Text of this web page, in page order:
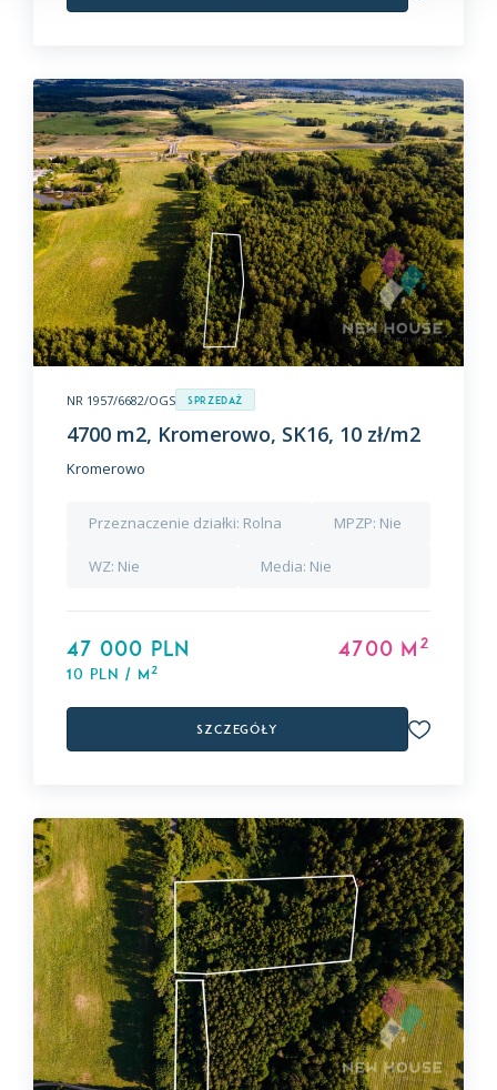
NR 1957/6682/OGS Sprzedaż
4700 m2, Kromerowo, SK16, 10 zł/m2
Kromerowo
Przeznaczenie działki: Rolna MPZP: Nie
WZ: Nie Media: Nie
47 000 PLN
10 PLN / m2
4700 m2
Szczegóły